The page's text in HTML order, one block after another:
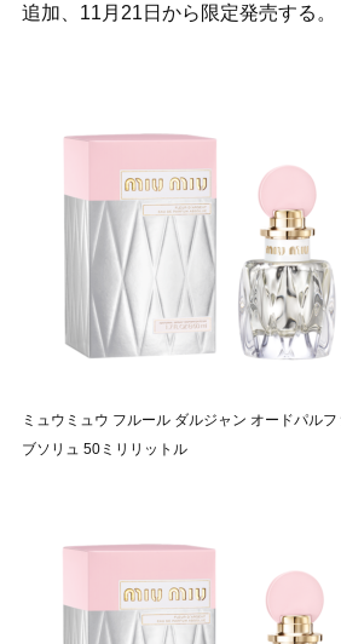
追加、11月21日から限定発売する。
ミュウミュウ フルール ダルジャン オードパルフ
ブソリュ 50ミリリットル